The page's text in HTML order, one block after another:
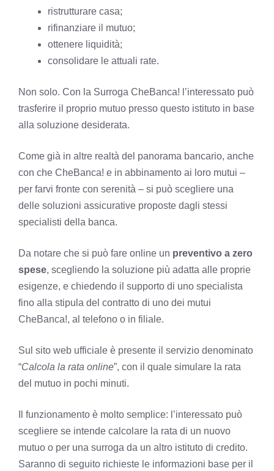
ristrutturare casa;
rifinanziare il mutuo;
ottenere liquidità;
consolidare le attuali rate.
Non solo. Con la Surroga CheBanca! l’interessato può
trasferire il proprio mutuo presso questo istituto in base
alla soluzione desiderata.
Come già in altre realtà del panorama bancario, anche
con che CheBanca! e in abbinamento ai loro mutui –
per farvi fronte con serenità – si può scegliere una
delle soluzioni assicurative proposte dagli stessi
specialisti della banca.
Da notare che si può fare online un preventivo a zero
spese, scegliendo la soluzione più adatta alle proprie
esigenze, e chiedendo il supporto di uno specialista
fino alla stipula del contratto di uno dei mutui
CheBanca!, al telefono o in filiale.
Sul sito web ufficiale è presente il servizio denominato
“Calcola la rata online”, con il quale simulare la rata
del mutuo in pochi minuti.
Il funzionamento è molto semplice: l’interessato può
scegliere se intende calcolare la rata di un nuovo
mutuo o per una surroga da un altro istituto di credito.
Saranno di seguito richieste le informazioni base per il